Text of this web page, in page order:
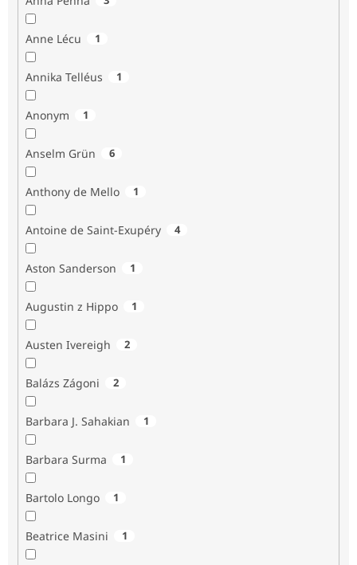
Anne Lécu 1
Annika Telléus 1
Anonym 1
Anselm Grün 6
Anthony de Mello 1
Antoine de Saint-Exupéry 4
Aston Sanderson 1
Augustin z Hippo 1
Austen Ivereigh 2
Balázs Zágoni 2
Barbara J. Sahakian 1
Barbara Surma 1
Bartolo Longo 1
Beatrice Masini 1